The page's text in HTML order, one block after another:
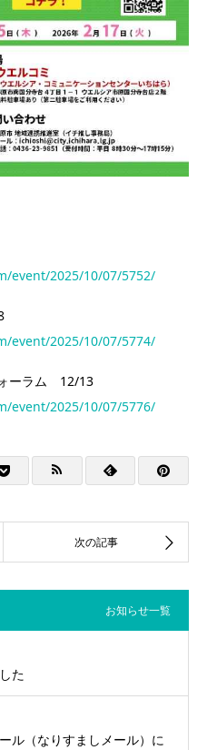
event/2025/10/07/5752/
event/2025/10/07/5774/
ォーラム 12/13
event/2025/10/07/5776/
お知らせ一覧
た
ル（なりすましメール）に